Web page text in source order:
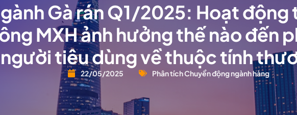
Gà rán Q1/2025: Hoạt động
MXH ảnh hưởng thế nào đến
tiêu dùng về thuộc tính
22/05/2025 Phân tích Chuyển động ngành hàng